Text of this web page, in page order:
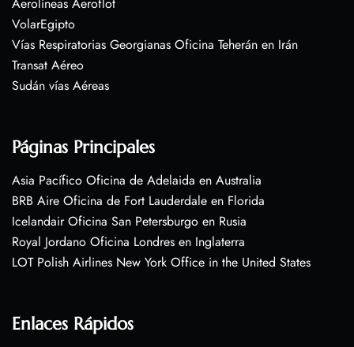
Aerolíneas Aeroflot
VolarEgipto
Vías Respiratorias Georgianas Oficina Teherán en Irán
Transat Aéreo
Sudán vías Aéreas
Páginas Principales
Asia Pacífico Oficina de Adelaida en Australia
BRB Aire Oficina de Fort Lauderdale en Florida
Icelandair Oficina San Petersburgo en Rusia
Royal Jordano Oficina Londres en Inglaterra
LOT Polish Airlines New York Office in the United States
Enlaces Rápidos